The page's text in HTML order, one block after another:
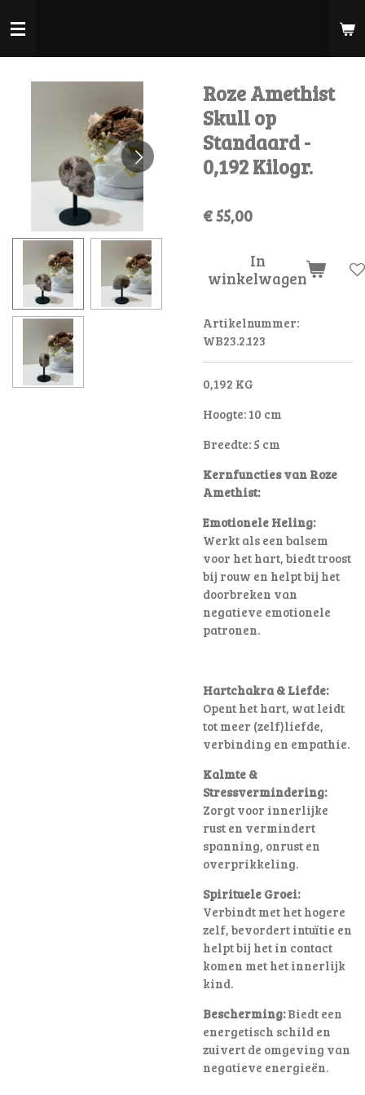
direct
Roze Amethist
Skull op
Standaard -
0,192 Kilogr.
€ 55,00
In
winkelwagen
Artikelnummer:
WB23.2.123
0,192 KG
Hoogte: 10 cm
Breedte: 5 cm
Kernfuncties van Roze
Amethist:
Emotionele Heling:
Werkt als een balsem
voor het hart, biedt troost
bij rouw en helpt bij het
doorbreken van
negatieve emotionele
patronen.
Hartchakra & Liefde:
Opent het hart, wat leidt
tot meer (zelf)liefde,
verbinding en empathie.
Kalmte &
Stressvermindering:
Zorgt voor innerlijke
rust en vermindert
spanning, onrust en
overprikkeling.
Spirituele Groei:
Verbindt met het hogere
zelf, bevordert intuïtie en
helpt bij het in contact
komen met het innerlijk
kind.
Bescherming:Biedt een
energetisch schild en
zuivert de omgeving van
negatieve energieën.